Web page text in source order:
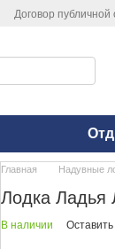
Договор
Главная Надувные
Лодка Ладья
В наличии